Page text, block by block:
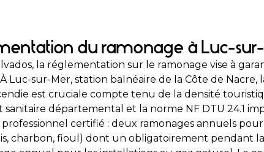
du ramonage à Luc-
la réglementation sur le ramonage vise à
Luc-sur-Mer, station balnéaire de la Côte de Nacre,
est cruciale compte tenu de la densité
départemental et la norme NF DTU 24.1
certifié : deux ramonages annuels
charbon, fioul) dont un obligatoirement pendant